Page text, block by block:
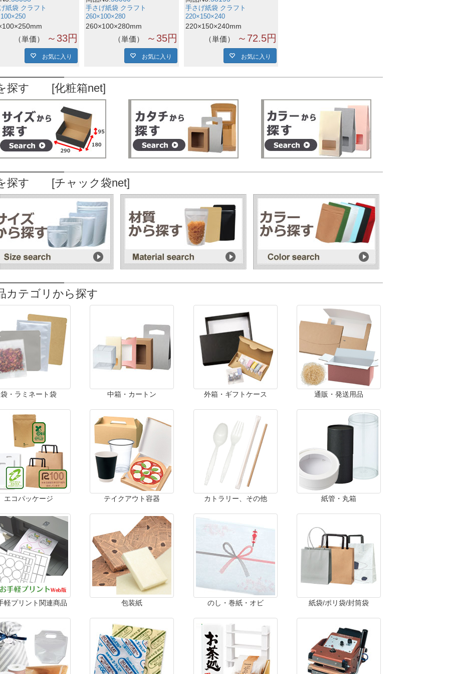
紙袋 クラフト
単価 ～33円
お気に入り
手さげ紙袋 クラフト
260×100×280
260×100×280mm
単価 ～35円
お気に入り
手さげ紙袋 クラフト
220×150×240
220×150×240mm
単価 ～72.5円
お気に入り
探す [化粧箱net]
探す [チャック袋net]
カテゴリから探す
袋・ラミネート袋 中箱・カートン 外箱・ギフトケース 通販・発送用品
エコパッケージ テイクアウト容器 カトラリー、その他 紙管・丸箱
軽プリント関連商品 包装紙 のし・巻紙・オビ 紙袋/ポリ袋/封筒袋